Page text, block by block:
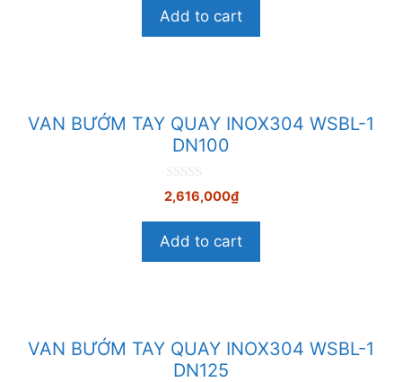
à
5
Add to cart
VAN BƯỚM TAY QUAY INOX304 WSBL-1
DN100
0
n
à
5
2,616,000₫
Add to cart
VAN BƯỚM TAY QUAY INOX304 WSBL-1
DN125